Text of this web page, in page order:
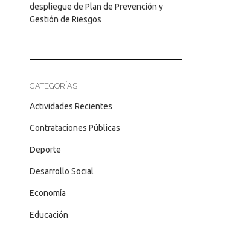
despliegue de Plan de Prevención y
Gestión de Riesgos
CATEGORÍAS
Actividades Recientes
Contrataciones Públicas
Deporte
Desarrollo Social
Economía
Educación